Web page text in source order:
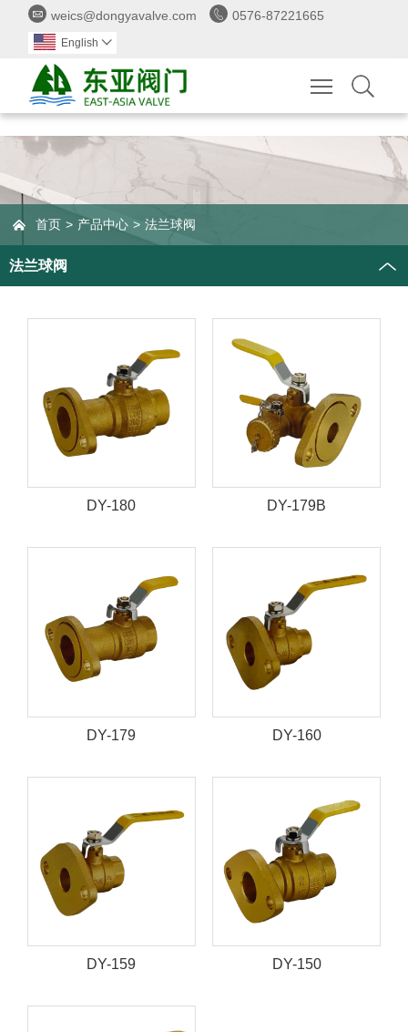
 weics@dongyavalve.com  0576-87221665
English 
Toggle
 首页 > 产品中心 > 法兰球阀
法兰球阀
DY-180 DY-179B
DY-179 DY-160
DY-159 DY-150